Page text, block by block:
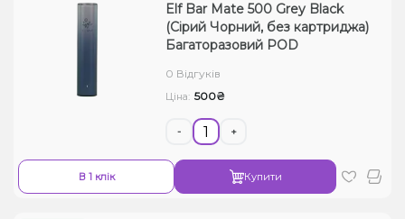
Elf Bar Mate 500 Grey Black
(Сірий Чорний, без картриджа)
Багаторазовий POD
0 Відгуків
Ціна: 500₴
- +
В 1 клік Купити